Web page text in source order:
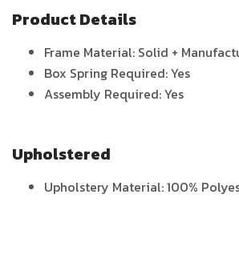
Product Details
Frame Material: Solid +
Box Spring Required: Yes
Assembly Required: Yes
Upholstered
Upholstery Material: 100%